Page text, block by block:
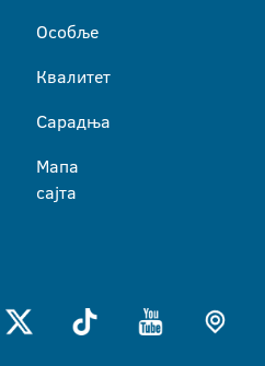
Особље
Квалитет
Сарадња
Мапа
сајта